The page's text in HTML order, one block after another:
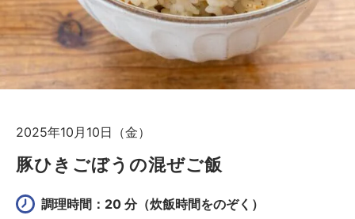
2025年10月10日（金）
豚ひきごぼうの混ぜご飯
調理時間：20 分（炊飯時間をのぞく）